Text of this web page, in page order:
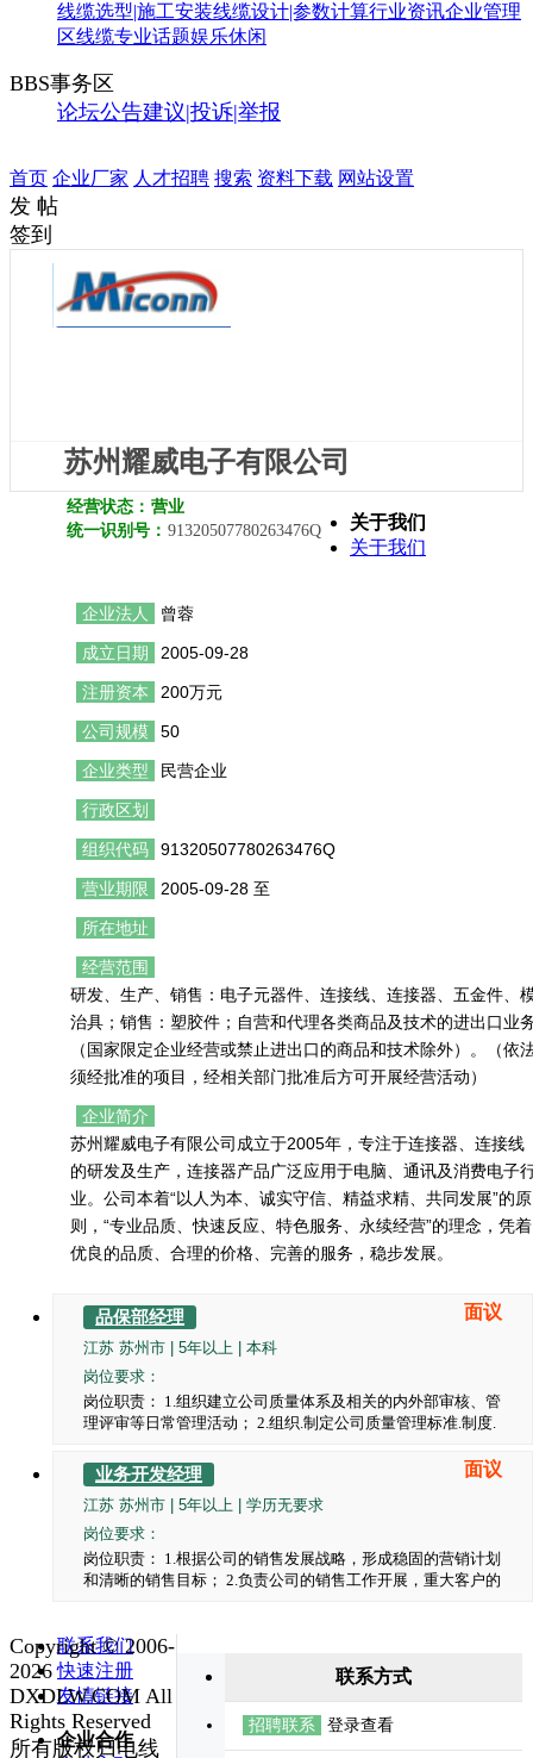
线缆选型|施工安装线缆设计|参数计算行业资讯企业管理
区线缆专业话题娱乐休闲
BBS事务区
论坛公告建议|投诉|举报
首页 企业厂家 人才招聘 搜索 资料下载 网站设置
发 帖
签到
苏州耀威电子有限公司
经营状态： 营业
统一识别号： 91320507780263476Q
企业法人 曾蓉
成立日期 2005-09-28
注册资本 200万元
公司规模 50
企业类型 民营企业
行政区划
组织代码 91320507780263476Q
营业期限 2005-09-28 至
所在地址
经营范围
研发、生产、销售：电子元器件、连接线、连接器、五金件、
治具；销售：塑胶件；自营和代理各类商品及技术的进出口业
（国家限定企业经营或禁止进出口的商品和技术除外）。（依
须经批准的项目，经相关部门批准后方可开展经营活动）
企业简介
苏州耀威电子有限公司成立于2005年，专注于连接器、连接线
的研发及生产，连接器产品广泛应用于电脑、通讯及消费电子
业。公司本着“以人为本、诚实守信、精益求精、共同发展”的原
则，“专业品质、快速反应、特色服务、永续经营”的理念，凭着
优良的品质、合理的价格、完善的服务，稳步发展。
面议
品保部经理
江苏 苏州市 | 5年以上 | 本科
岗位要求：
岗位职责： 1.组织建立公司质量体系及相关的内外部审核、管
理评审等日常管理活动； 2.组织.制定公司质量管理标准.制度.
计，做好质量管控的前期策划，推行实施质量管理方案和品质
专案活动。通过实施各类质量控制方法，持续降低客户质量投
诉.退货事故的发生；降低质量成本。 4.负责制定产品过程控
制的整体方案.检验方案和检验标准；监控和分析过程质量数
据，不断整改质量隐患；做好不良产品的整改控制，及时处理
公司内质量纠纷及市场重大质量问题并跟踪改善结果； 5.负责
组织编制年.季.月度产品质量提高与改进计划，开展质量管理
训等； 7.负责公司质量文化建设，质量培训.活动推行等； 任
职要求： 1.具有电子、机电、质量管理类等相关专业大专以上
学历，三年以上线束线缆类产品质量管理实践经验，二年以上
质量部负责人工作经历； 2.具有丰富的品质管理及实践经验，
分析总结、质量策划及推进能力； 3.具备优秀的沟通协调能力
和抗压能力； 4.具备优秀的组织.协调和解决问题的能力。
面议
业务开发经理
江苏 苏州市 | 5年以上 | 学历无要求
岗位要求：
岗位职责： 1.根据公司的销售发展战略，形成稳固的营销计划
和清晰的销售目标； 2.负责公司的销售工作开展，重大客户的
成销售计划及回款任务； 4.负责公司重大客户战略合作协议的
起草； 5.负责所辖销售过程中突发事件的处理和解决； 6.完成
公司领导授权处理的其他重要事项。 任职要求： 1.具有专科
及以上学历，五年以上电线电缆行业销售工作经历； 2.具备优
秀的领导能力，团队管理能力，良好的沟通协调能力和把握全
局的能力；具有强烈的责任心、事业心，具备独立解决问题的
联系方式
招聘联系 登录查看
关于我们
关于我们
联系我们
快速注册
友情链接
企业合作
Copyright © 2006-
2026
DXDLW.COM All
Rights Reserved
所有版权归电线